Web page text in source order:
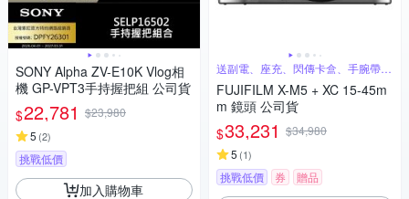
SONY Alpha ZV-E10K Vlog相
機 GP-VPT3手持握把組 公司貨
$22,781 $23,980
5 (2)
挑戰低價
加入購物車
送副電、座充、閃傳卡盒、手腕帶、
蔡司噴霧
FUJIFILM X-M5 + XC 15-45m
m 鏡頭 公司貨
$33,231 $34,980
5 (1)
挑戰低價 券 贈品